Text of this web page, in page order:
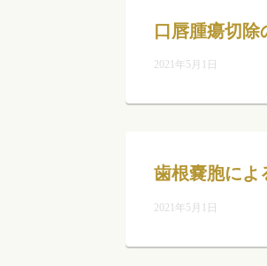
口唇腫瘍切除
2021年5月1日
歯根嚢胞によ
2021年5月1日